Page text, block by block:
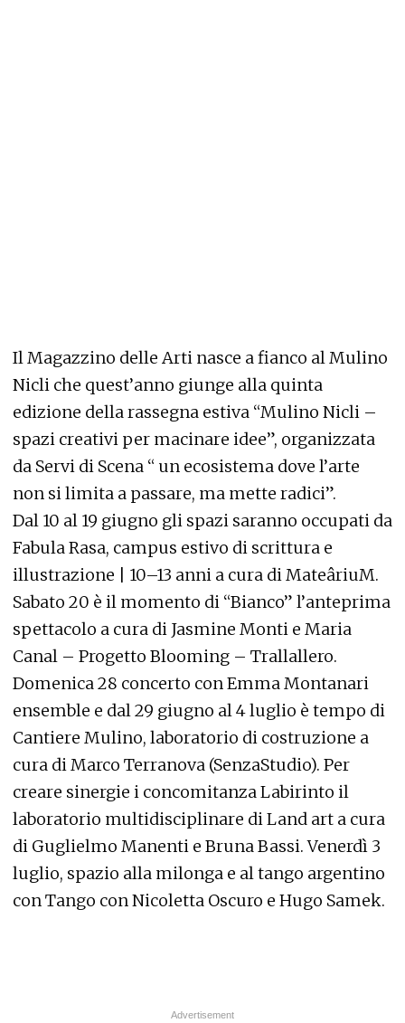
Il Magazzino delle Arti nasce a fianco al Mulino
Nicli che quest’anno giunge alla quinta
edizione della rassegna estiva “Mulino Nicli –
spazi creativi per macinare idee”, organizzata
da Servi di Scena “ un ecosistema dove l’arte
non si limita a passare, ma mette radici”.
Dal 10 al 19 giugno gli spazi saranno occupati da
Fabula Rasa, campus estivo di scrittura e
illustrazione | 10–13 anni a cura di MateâriuM.
Sabato 20 è il momento di “Bianco” l’anteprima
spettacolo a cura di Jasmine Monti e Maria
Canal – Progetto Blooming – Trallallero.
Domenica 28 concerto con Emma Montanari
ensemble e dal 29 giugno al 4 luglio è tempo di
Cantiere Mulino, laboratorio di costruzione a
cura di Marco Terranova (SenzaStudio). Per
creare sinergie i concomitanza Labirinto il
laboratorio multidisciplinare di Land art a cura
di Guglielmo Manenti e Bruna Bassi. Venerdì 3
luglio, spazio alla milonga e al tango argentino
con Tango con Nicoletta Oscuro e Hugo Samek.